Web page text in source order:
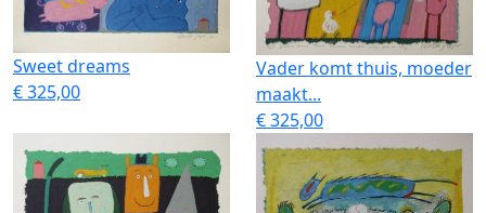
Sweet dreams
€ 325,00
Vader komt thuis, moeder
maakt...
€ 325,00